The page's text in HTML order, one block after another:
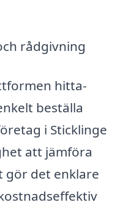
rådgivning
hitta-
beställa
i Sticklinge
att jämföra
gör det enklare